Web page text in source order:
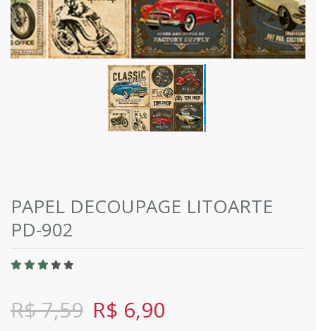
PAPEL DECOUPAGE LITOARTE
PD-902
R$ 7,59 R$ 6,90